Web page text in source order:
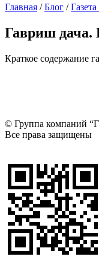
Главная /Блог /
Гавриш дача.
Краткое содержание
© Группа компаний
Все права защищены